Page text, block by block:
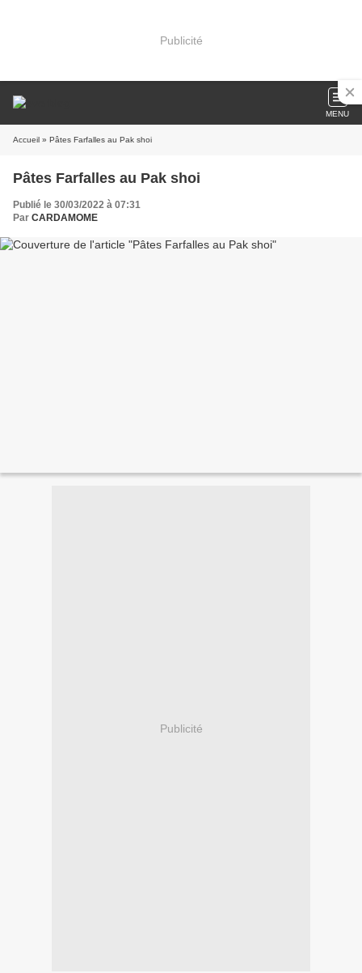
Publicité
MENU
Accueil » Pâtes Farfalles au Pak shoi
Pâtes Farfalles au Pak shoi
Publié le 30/03/2022 à 07:31
Par CARDAMOME
Publicité